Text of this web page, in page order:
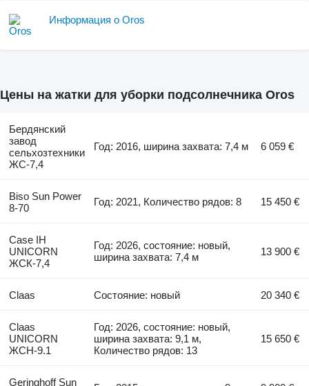
Информация о Oros
Цены на жатки для уборки подсолнечника Oros
Бердянский
завод
сельхозтехники
ЖС-7,4
Год: 2016, ширина захвата: 7,4 м 6 059 €
Biso Sun Power
8-70
Год: 2021, Количество рядов: 8 15 450 €
Case IH
UNICORN
ЖСК-7,4
Год: 2026, состояние: новый,
ширина захвата: 7,4 м
13 900 €
Claas Состояние: новый 20 340 €
Claas
UNICORN
ЖСН-9.1
Год: 2026, состояние: новый,
ширина захвата: 9,1 м,
Количество рядов: 13
15 650 €
Geringhoff Sun